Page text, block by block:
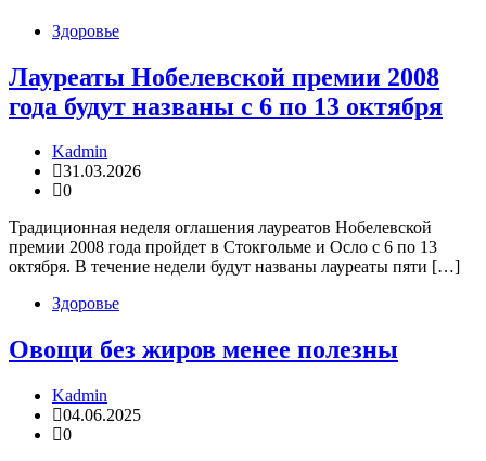
Здоровье
Лауреаты Нобелевской премии 2008
года будут названы с 6 по 13 октября
Kadmin
31.03.2026
0
Традиционная неделя оглашения лауреатов Нобелевской
премии 2008 года пройдет в Стокгольме и Осло с 6 по 13
октября. В течение недели будут названы лауреаты пяти […]
Здоровье
Овощи без жиров менее полезны
Kadmin
04.06.2025
0